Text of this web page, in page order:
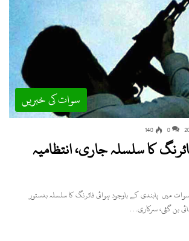
سوات کی خبریں
0
140
کا سلسلہ جاری، انتظامیہ
میں پابندی کے باوجود ہوائی فائرنگ کا سلسلہ بدستور
بن گئی، سرکاری…